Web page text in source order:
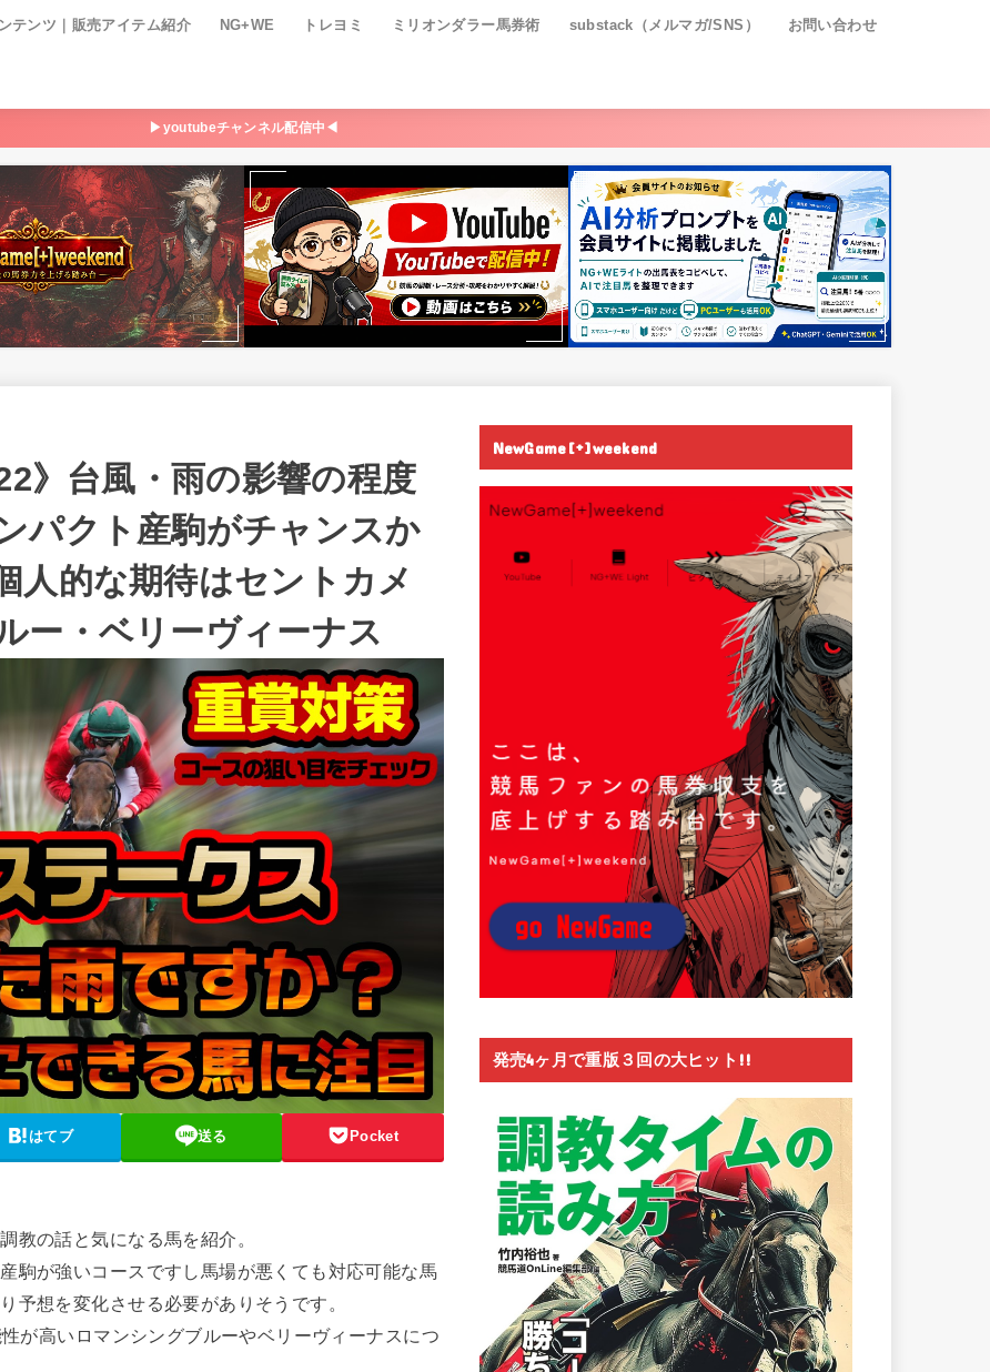
テンツ｜販売アイテム紹介 NG+WE トレヨミ ミリオンダラー馬券術 substack（メルマガ/SNS） お問い合わせ
▶youtubeチャンネル配信中◀
》台風・雨の影響の程度
パクト産駒がチャンスか
人的な期待はセントカメ
ー・ベリーヴィーナス
はてブ 送る Pocket
教の話と気になる馬を紹介。
駒が強いコースですし馬場が悪くても対応可能な馬
予想を変化させる必要がありそうです。
が高いロマンシングブルーやベリーヴィーナスにつ
NewGame[+]weekend
発売4ヶ月で重版３回の大ヒット!!